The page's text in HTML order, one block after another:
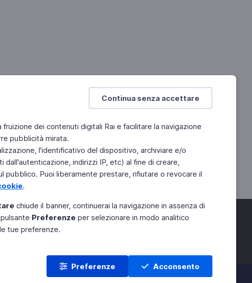
Continua senza accettare
dei contenuti digitali Rai e facilitare la navigazione
pubblicità mirata.
l'identificativo del dispositivo, archiviare e/o
indirizzi IP, etc) al fine di creare,
pubblico. Puoi liberamente prestare, rifiutare o revocare il
.
chiude il banner, continuerai la navigazione in assenza di
Preferenze per selezionare in modo analitico
tue preferenze.
Preferenze Acconsento